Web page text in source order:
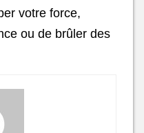
votre force,
ou de brûler des